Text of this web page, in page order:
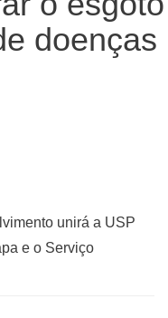
doenças
unirá a USP
e o Serviço